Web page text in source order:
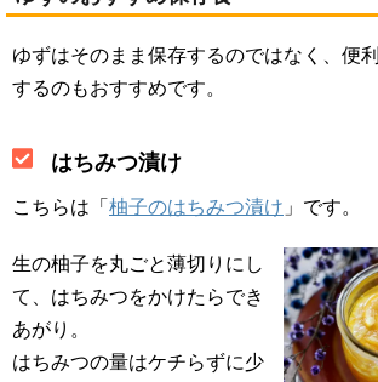
ゆずはそのまま保存するのではなく、便
するのもおすすめです。
はちみつ漬け
こちらは「 柚子のはちみつ漬け 」です。
生の柚子を丸ごと薄切りにし
て、はちみつをかけたらでき
あがり。
はちみつの量はケチらずに少